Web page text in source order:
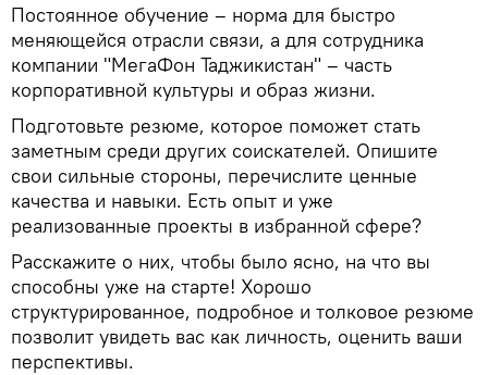
Постоянное обучение – норма для быстро
меняющейся отрасли связи, а для сотрудника
компании "МегаФон Таджикистан" – часть
корпоративной культуры и образ жизни.
Подготовьте резюме, которое поможет стать
заметным среди других соискателей. Опишите
свои сильные стороны, перечислите ценные
качества и навыки. Есть опыт и уже
реализованные проекты в избранной сфере?
Расскажите о них, чтобы было ясно, на что вы
способны уже на старте! Хорошо
структурированное, подробное и толковое резюме
позволит увидеть вас как личность, оценить ваши
перспективы.